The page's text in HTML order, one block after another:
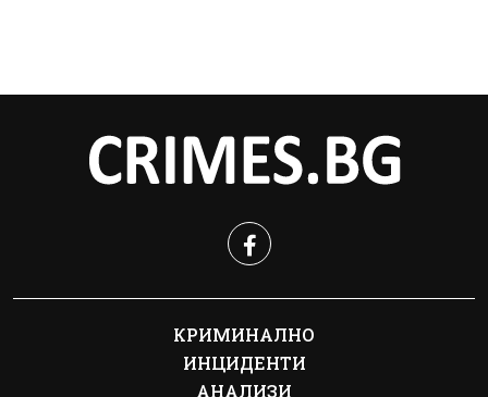
КРИМИНАЛНО
ИНЦИДЕНТИ
АНАЛИЗИ